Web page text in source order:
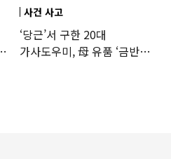
사건 사고
‘당근’서 구한 20대
가사도우미, 母 유품 ‘금반지